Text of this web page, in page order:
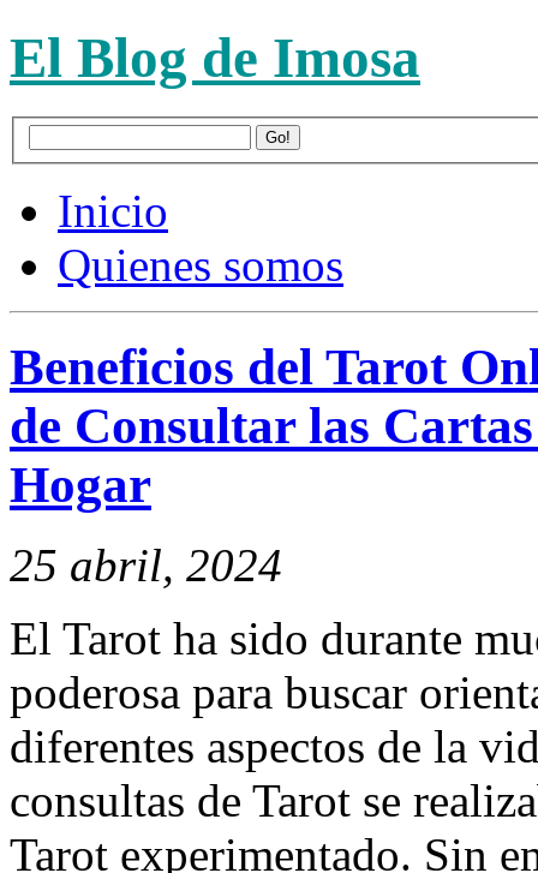
El Blog de Imosa
Inicio
Quienes somos
Beneficios del Tarot
de Consultar las
Hogar
25 abril, 2024
El Tarot ha sido durante
poderosa para buscar
diferentes aspectos de la
consultas de Tarot se
Tarot experimentado. Sin